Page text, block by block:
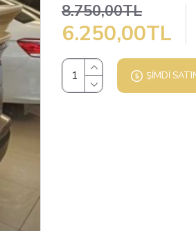
6.250,00TL
8.750,00TL
ŞIMDI